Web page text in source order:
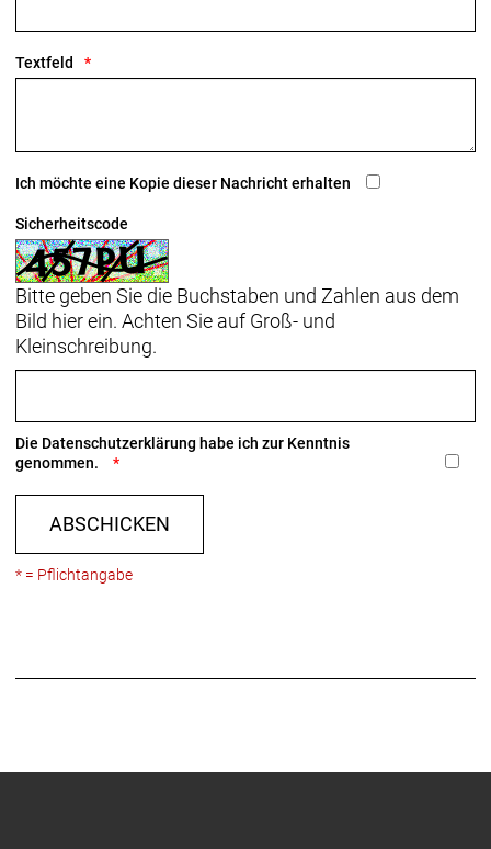
Sattelstütze: KVF Aero-Carbonsattelstütze, 20 mm
Räder: Bontrager Aeolus Pro 51, OCLV Carbon,
Tubeless Ready, 100 x 12 mm Steckachse
Bontrager Aeolus Pro 51, OCLV Carbon, Tubeless-
Ready, Shimano 11/12fach-Freilauf, 142 x 12 mm
Steckachse
Textfeld
Ich möchte eine Kopie dieser Nachricht erhalten
Sicherheitscode
Bitte geben Sie die Buchstaben und Zahlen aus dem
Bild hier ein. Achten Sie auf Groß- und
Kleinschreibung.
Die Datenschutzerklärung habe ich zur Kenntnis
genommen.
ABSCHICKEN
* = Pflichtangabe